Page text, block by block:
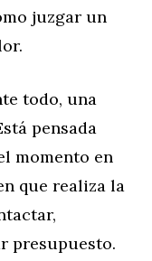
juzgar un
todo, una
pensada
momento en
que realiza la
presupuesto.